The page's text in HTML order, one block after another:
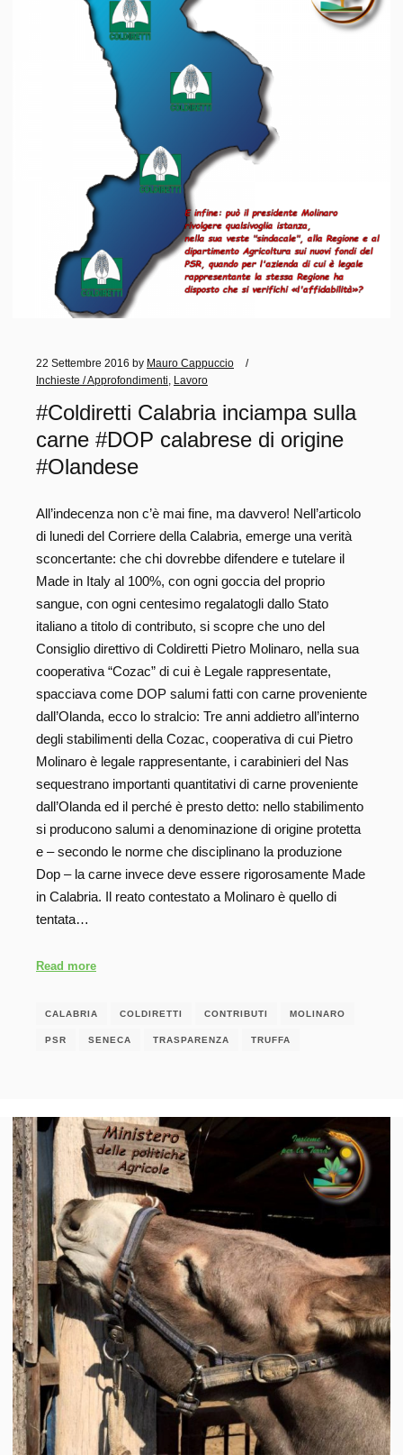
22 Settembre 2016 by Mauro Cappuccio
Inchieste / Approfondimenti
Lavoro
#Coldiretti Calabria inciampa sulla
carne #DOP calabrese di origine
#Olandese
All’indecenza non c’è mai fine, ma davvero! Nell’articolo
di lunedi del Corriere della Calabria, emerge una verità
sconcertante: che chi dovrebbe difendere e tutelare il
Made in Italy al 100%, con ogni goccia del proprio
sangue, con ogni centesimo regalatogli dallo Stato
italiano a titolo di contributo, si scopre che uno del
Consiglio direttivo di Coldiretti Pietro Molinaro, nella sua
cooperativa “Cozac” di cui è Legale rappresentate,
spacciava come DOP salumi fatti con carne proveniente
dall’Olanda, ecco lo stralcio: Tre anni addietro all’interno
degli stabilimenti della Cozac, cooperativa di cui Pietro
Molinaro è legale rappresentante, i carabinieri del Nas
sequestrano importanti quantitativi di carne proveniente
dall’Olanda ed il perché è presto detto: nello stabilimento
si producono salumi a denominazione di origine protetta
e – secondo le norme che disciplinano la produzione
Dop – la carne invece deve essere rigorosamente Made
in Calabria. Il reato contestato a Molinaro è quello di
tentata…
Read more
CALABRIA COLDIRETTI CONTRIBUTI MOLINARO
PSR SENECA TRASPARENZA TRUFFA